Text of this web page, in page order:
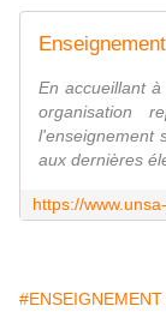
En accueillant
organisation
l'enseignement
aux dernières